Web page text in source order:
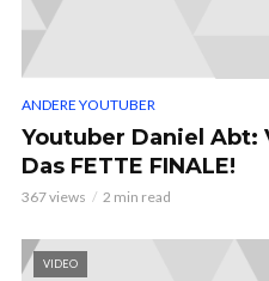
ANDERE YOUTUBER
Youtuber Daniel Abt:
Das FETTE FINALE!
367 views 2 min read
VIDEO